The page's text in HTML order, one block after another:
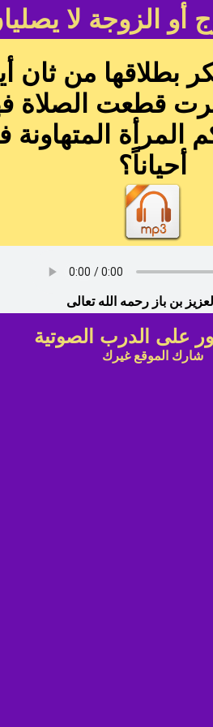
أو الزوجة لا
بطلاقها من ثان
قطعت الصلاة
المرأة
أحياناً؟
بن باز رحمه الله تعالى
على الدرب الصوتية
شارك الموقع غيرك